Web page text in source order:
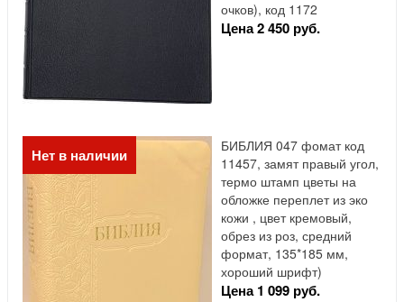
очков), код 1172
Цена 2 450 руб.
Нет в наличии
БИБЛИЯ 047 фомат код
11457, замят правый угол,
термо штамп цветы на
обложке переплет из эко
кожи , цвет кремовый,
обрез из роз, средний
формат, 135*185 мм,
хороший шрифт)
Цена 1 099 руб.